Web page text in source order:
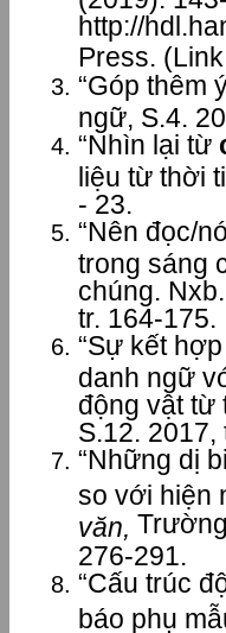
http://
Press.
“Góp thêm
ngữ, S.4.
“Nhìn lại từ
liệu từ thời
- 23.
“Nên đọc/
trong sáng
chúng.
tr. 164-175.
“Sự kết
danh ngữ
động vật từ
S.12. 2017,
“Những dị
so với hiện
văn,
276-291.
“Cấu trúc
báo phụ